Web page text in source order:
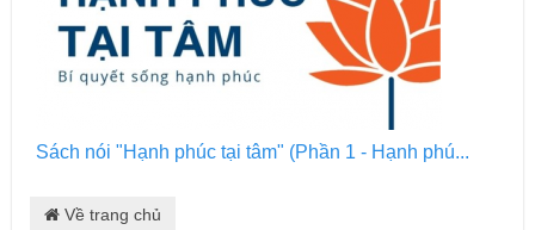
Sách nói "Hạnh phúc tại tâm" (Phần 1 - Hạnh phú...
Về trang chủ